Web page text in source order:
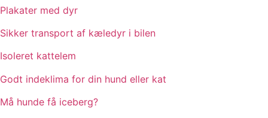
Plakater med dyr
Sikker transport af kæledyr i bilen
Isoleret kattelem
Godt indeklima for din hund eller kat
Må hunde få iceberg?